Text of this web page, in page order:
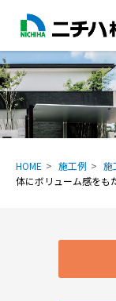
HOME 施工例 施
体にボリューム感をも